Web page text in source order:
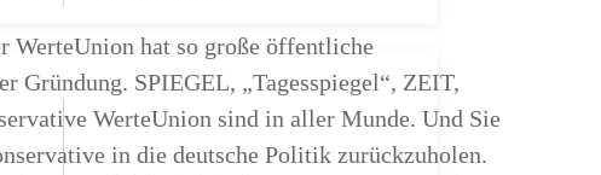
WerteUnion hat so große öffentliche
Gründung. SPIEGEL, „Tagesspiegel“, ZEIT,
WerteUnion sind in aller Munde. Und Sie
in die deutsche Politik zurückzuholen.